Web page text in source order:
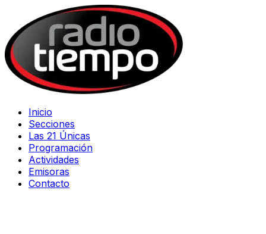
Inicio
Secciones
Las 21 Únicas
Programación
Actividades
Emisoras
Contacto